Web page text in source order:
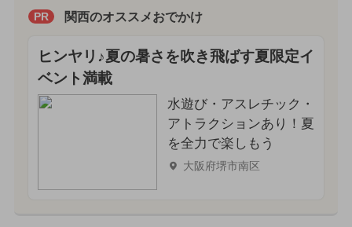
PR 関西のオススメおでかけ
ヒンヤリ♪夏の暑さを吹き飛ばす夏限定イ
ベント満載
水遊び・アスレチック・
アトラクションあり！夏
を全力で楽しもう
大阪府堺市南区